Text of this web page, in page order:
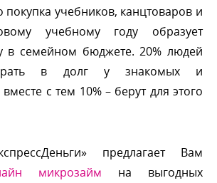
покупка учебников, канцтоваров и
учебному году образует
в семейном бюджете. 20% людей
в долг у знакомых и
с тем 10% – берут для этого
предлагает Вам
микрозайм на выгодных